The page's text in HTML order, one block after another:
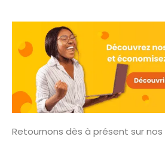
Retournons dès à présent sur